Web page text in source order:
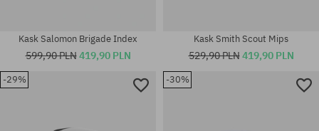
Kask Salomon Brigade Index
599,90 PLN419,90 PLN
Kask Smith Scout Mips
529,90 PLN419,90 PLN
-29% -30%